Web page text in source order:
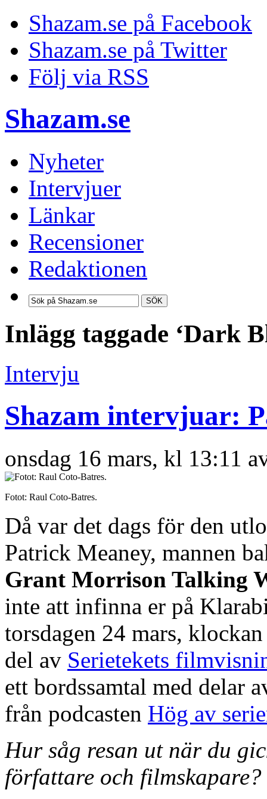
Shazam.se på Facebook
Shazam.se på Twitter
Följ via RSS
Shazam.se
Nyheter
Intervjuer
Länkar
Recensioner
Redaktionen
SÖK
Inlägg taggade ‘Dark
Intervju
Shazam intervjuar:
onsdag 16 mars, kl 13:11
Fotot: Raul Coto-Batres.
Då var det dags för den
Patrick Meaney, mannen
Grant Morrison Talking
inte att infinna er på
torsdagen 24 mars,
del av Serietekets
ett bordssamtal med delar
från podcasten Hög av
Hur såg resan ut när du
författare och filmskapare?